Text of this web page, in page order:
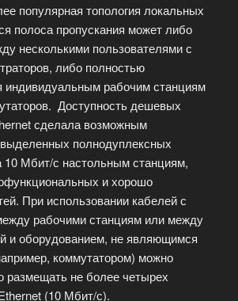
популярная топология локальных
полоса пропускания может либо
несколькими пользователями с
либо полностью
индивидуальным рабочим станциям
Доступность дешевых
сделала возможным
полнодуплексных
10 Мбит/с настольным станциям,
и хорошо
При использовании кабелей с
рабочими станциям или между
и оборудованием, не являющимся
коммутатором) можно
размещать не более четырех
(10 Мбит/с).